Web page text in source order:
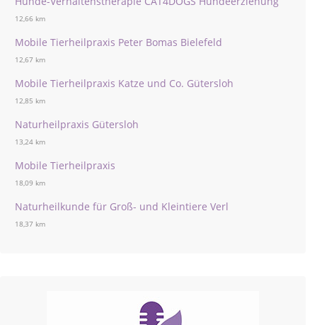
12,66 km
Mobile Tierheilpraxis Peter Bomas Bielefeld
12,67 km
Mobile Tierheilpraxis Katze und Co. Gütersloh
12,85 km
Naturheilpraxis Gütersloh
13,24 km
Mobile Tierheilpraxis
18,09 km
Naturheilkunde für Groß- und Kleintiere Verl
18,37 km